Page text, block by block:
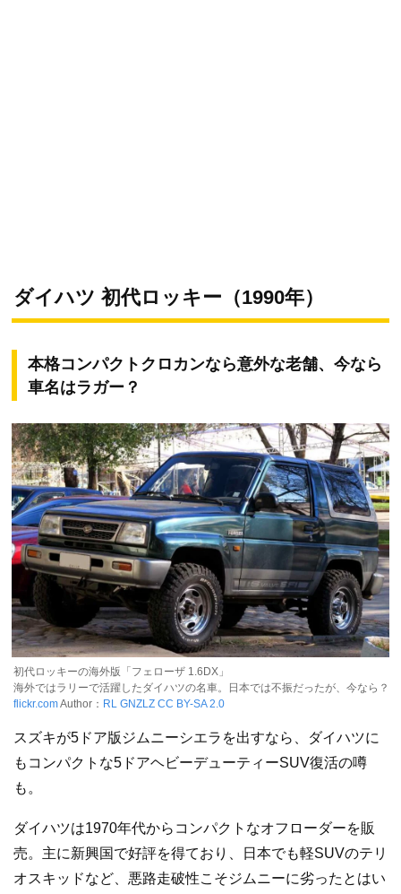
ダイハツ 初代ロッキー（1990年）
本格コンパクトクロカンなら意外な老舗、今なら
車名はラガー？
初代ロッキーの海外版「フェローザ 1.6DX」
海外ではラリーで活躍したダイハツの名車。日本では不振だったが、今なら？
flickr.comAuthor： RL GNZLZ CC BY-SA 2.0
スズキが5ドア版ジムニーシエラを出すなら、ダイハツに
もコンパクトな5ドアヘビーデューティーSUV復活の噂
も。
ダイハツは1970年代からコンパクトなオフローダーを販
売。主に新興国で好評を得ており、日本でも軽SUVのテリ
オスキッドなど、悪路走破性こそジムニーに劣ったとはい